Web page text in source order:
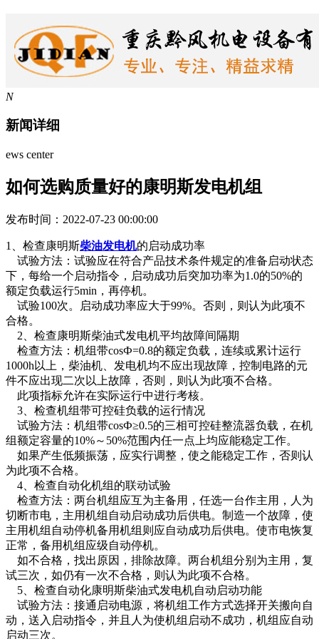
N
新闻详细
ews center
如何选购质量好的康明斯发电机组
发布时间：2022-07-23 00:00:00
1、检查康明斯柴油发电机的启动成功率
试验方法：试验应在符合产品技术条件规定的准备启动状态
下，每给一个启动指令，启动成功后突加功率为1.0的50%的
额定负载运行5min，再停机。
试验100次。启动成功率应大于99%。否则，则认为此项不
合格。
2、检查康明斯柴油式发电机平均故障间隔期
检查方法：机组带cosФ=0.8的额定负载，连续或累计运行
1000h以上，柴油机、发电机均不应出现故障，控制电路的元
件不应出现二次以上故障，否则，则认为此项不合格。
此项指标允许在实际运行中进行考核。
3、检查机组带可控硅负载的运行情况
试验方法：机组带cosФ≥0.5的三相可控硅整流器负载，在机
组额定容量的10%～50%范围内任一点上均应能稳定工作。
如果产生低频振荡，应实行调整，使之能稳定工作，否则认
为此项不合格。
4、检查自动化机组的联动试验
检查方法：两台机组应互为主备用，任选一台作主用，人为
切断市电，主用机组自动启动成功后供电。制造一个故障，使
主用机组自动停机备用机组则应自动成功后供电。使市电恢复
正常，备用机组应级自动停机。
如不合格，找出原因，排除故障。两台机组分别为主用，复
试三次，如仍有一次不合格，则认为此项不合格。
5、检查自动化康明斯柴油式发电机自动启动功能
试验方法：接通启动电源，将机组工作方式选择开关搬向自
动，送入启动指令，并且人为使机组启动不成功，机组应自动
启动三次。